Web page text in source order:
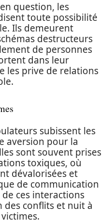
question, les
toute possibilité
Ils demeurent
destructeurs
de personnes
dans leur
les prive de relations
subissent les
aversion pour la
sont souvent prises
toxiques, où
dévalorisées et
de communication
ces interactions
des conflits et nuit à